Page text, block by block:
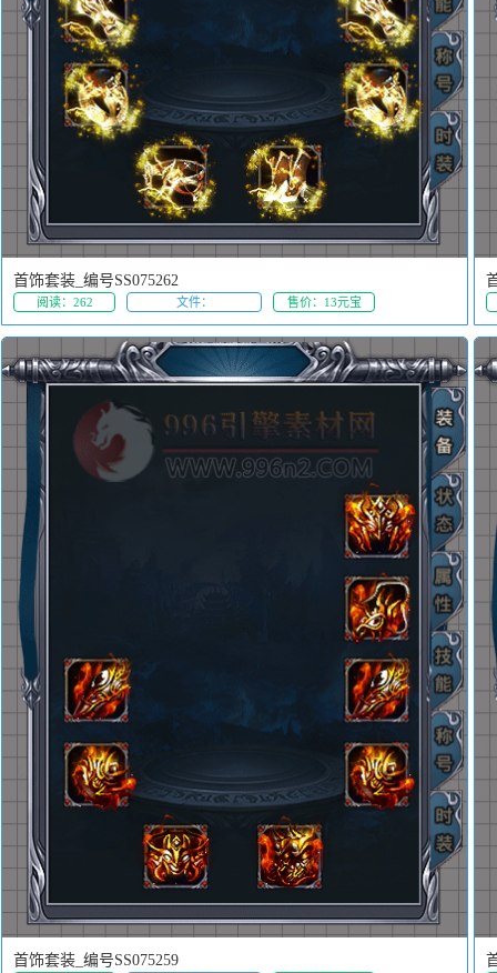
首饰套装_编号SS075262
阅读：262 文件： 售价：13元宝
首饰套装_编号SS075259